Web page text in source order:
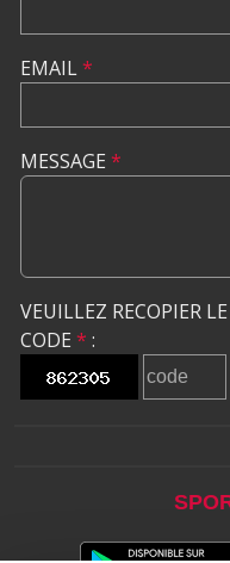
EMAIL*
MESSAGE *
VEUILLEZ RECOPIER LE
CODE * :